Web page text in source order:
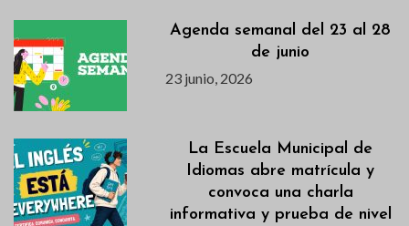
Agenda semanal del 23 al 28
de junio
23 junio, 2026
La Escuela Municipal de
Idiomas abre matrícula y
convoca una charla
informativa y prueba de nivel